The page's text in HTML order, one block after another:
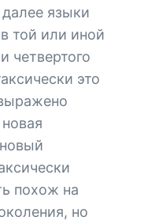
языки
той или иной
четвертого
это
похож на
но